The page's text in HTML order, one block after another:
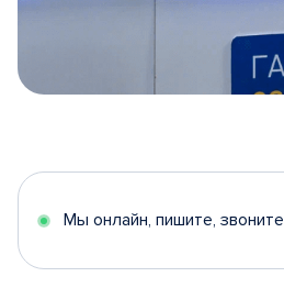
5
Мы онлайн, пишите, звоните